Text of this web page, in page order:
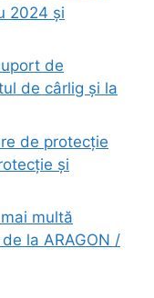
2024 și
de
de cârlig și la
de protecție
și
multă
la ARAGON /